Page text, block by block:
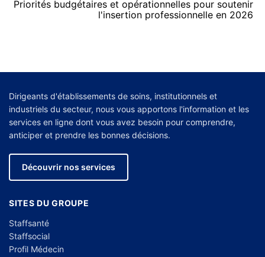
Priorités budgétaires et opérationnelles pour soutenir
l'insertion professionnelle en 2026
Dirigeants d'établissements de soins, institutionnels et
industriels du secteur, nous vous apportons l'information et les
services en ligne dont vous avez besoin pour comprendre,
anticiper et prendre les bonnes décisions.
Découvrir nos services
SITES DU GROUPE
Staffsanté
Staffsocial
Profil Médecin